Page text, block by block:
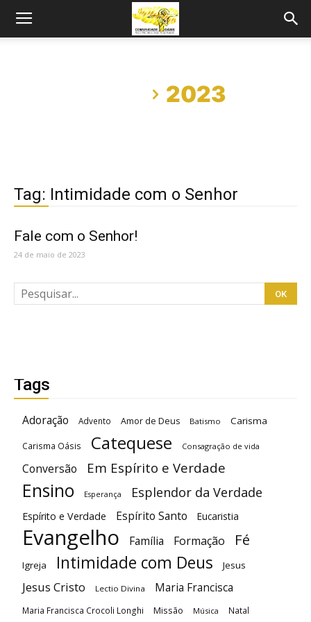
2023
Tag: Intimidade com o Senhor
Fale com o Senhor!
24 de maio de 2023
Tags
Adoração Advento Amor de Deus Batismo Carisma
Carisma Oásis Catequese Consagração de vida
Conversão Em Espírito e Verdade
Ensino Esperança Esplendor da Verdade
Espírito e Verdade Espírito Santo Eucaristia
Evangelho Família Formação Fé
Igreja Intimidade com Deus Jesus
Jesus Cristo Lectio Divina Maria Francisca
Maria Francisca Crocoli Longhi Missão Música Natal